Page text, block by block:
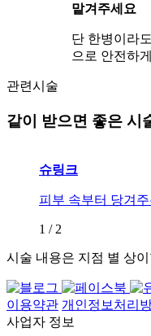
맡겨주세요
단 한병이라
으로 안전하
관련시술
같이 받으면 좋은 시
슈링크
피부 속부터 당겨
1 / 2
시술 내용은 지점 별 상
이용약관 개인정보처리
사업자 정보